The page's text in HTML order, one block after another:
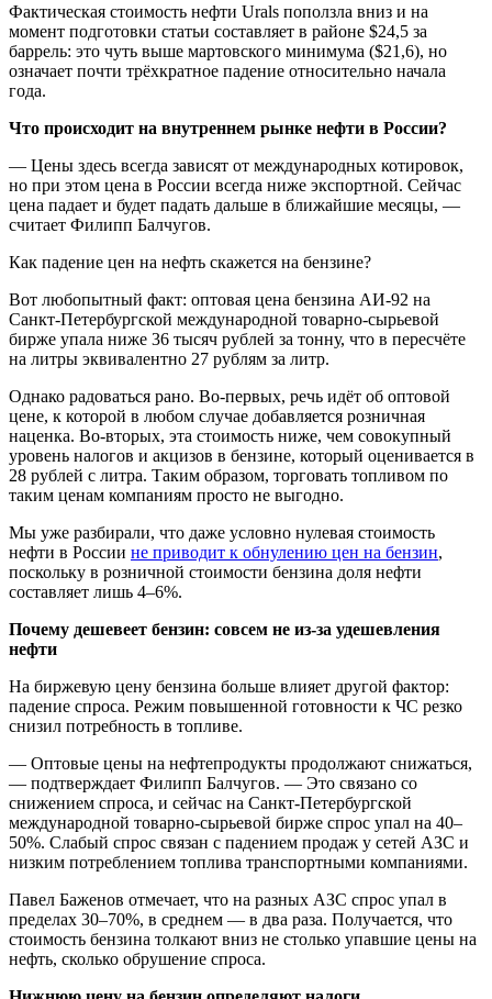
Фактическая стоимость нефти Urals поползла вниз и на
момент подготовки статьи составляет в районе $24,5 за
баррель: это чуть выше мартовского минимума ($21,6), но
означает почти трёхкратное падение относительно начала
года.
Что происходит на внутреннем рынке нефти в России?
— Цены здесь всегда зависят от международных котировок,
но при этом цена в России всегда ниже экспортной. Сейчас
цена падает и будет падать дальше в ближайшие месяцы, —
считает Филипп Балчугов.
Как падение цен на нефть скажется на бензине?
Вот любопытный факт: оптовая цена бензина АИ-92 на
Санкт-Петербургской международной товарно-сырьевой
бирже упала ниже 36 тысяч рублей за тонну, что в пересчёте
на литры эквивалентно 27 рублям за литр.
Однако радоваться рано. Во-первых, речь идёт об оптовой
цене, к которой в любом случае добавляется розничная
наценка. Во-вторых, эта стоимость ниже, чем совокупный
уровень налогов и акцизов в бензине, который оценивается в
28 рублей с литра. Таким образом, торговать топливом по
таким ценам компаниям просто не выгодно.
Мы уже разбирали, что даже условно нулевая стоимость
нефти в России не приводит к обнулению цен на бензин,
поскольку в розничной стоимости бензина доля нефти
составляет лишь 4–6%.
Почему дешевеет бензин: совсем не из-за удешевления
нефти
На биржевую цену бензина больше влияет другой фактор:
падение спроса. Режим повышенной готовности к ЧС резко
снизил потребность в топливе.
— Оптовые цены на нефтепродукты продолжают снижаться,
— подтверждает Филипп Балчугов. — Это связано со
снижением спроса, и сейчас на Санкт-Петербургской
международной товарно-сырьевой бирже спрос упал на 40–
50%. Слабый спрос связан с падением продаж у сетей АЗС и
низким потреблением топлива транспортными компаниями.
Павел Баженов отмечает, что на разных АЗС спрос упал в
пределах 30–70%, в среднем — в два раза. Получается, что
стоимость бензина толкают вниз не столько упавшие цены на
нефть, сколько обрушение спроса.